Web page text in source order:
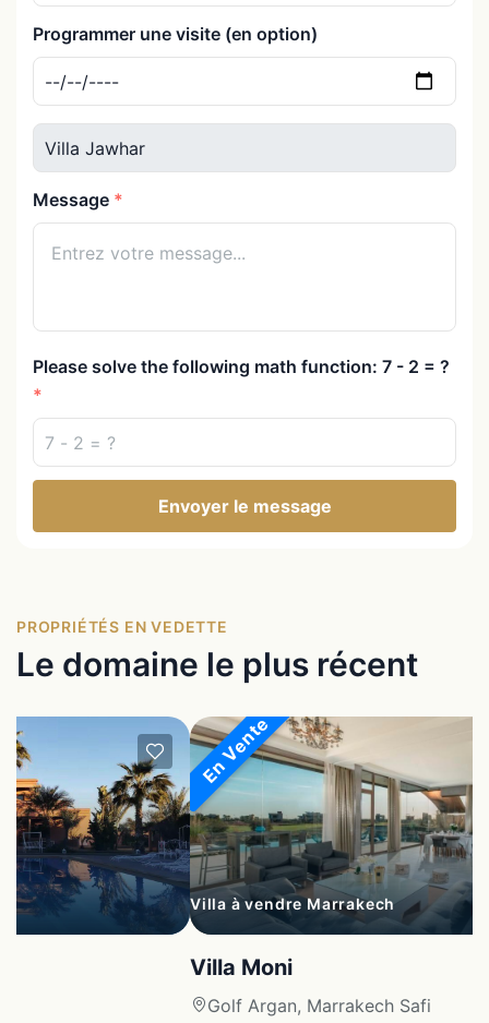
Programmer une visite (en option)
Message
Please solve the following math function: 7 - 2 = ?
Envoyer le message
PROPRIÉTÉS EN VEDETTE
Le domaine le plus récent
En Vente
Villa à vendre Marrakech
Villa Moni
Golf Argan, Marrakech Safi